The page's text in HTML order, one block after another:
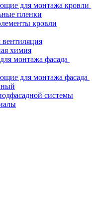
для монтажа кровли
пленки
кровли
вентиляция
химия
монтажа фасада
для монтажа фасада
системы